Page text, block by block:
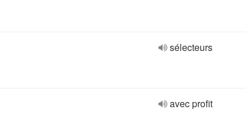
sélecteurs
avec profit